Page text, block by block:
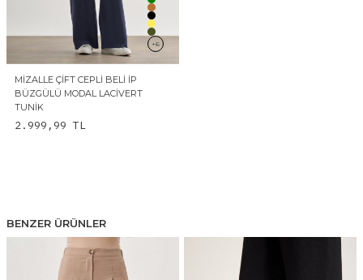
+6
MIZALLE ÇIFT CEPLI BELI İP
BÜZGÜLÜ MODAL LACIVERT
TUNIK
2.999,99 TL
BENZER ÜRÜNLER